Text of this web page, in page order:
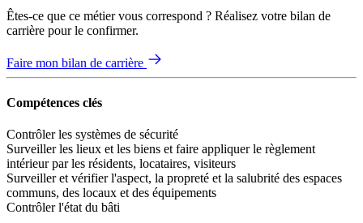
Êtes-ce que ce métier vous correspond ? Réalisez votre bilan de
carrière pour le confirmer.
Faire mon bilan de carrière
Compétences clés
Contrôler les systèmes de sécurité
Surveiller les lieux et les biens et faire appliquer le règlement
intérieur par les résidents, locataires, visiteurs
Surveiller et vérifier l'aspect, la propreté et la salubrité des espaces
communs, des locaux et des équipements
Contrôler l'état du bâti